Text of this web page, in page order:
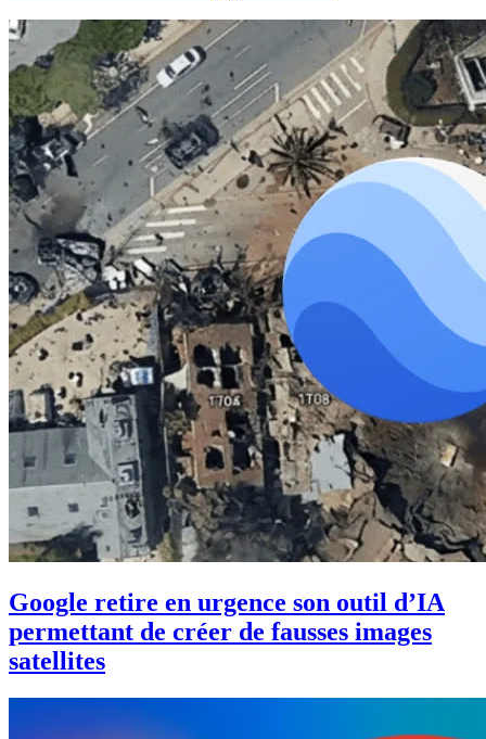
Google retire en urgence son outil d’IA
permettant de créer de fausses images
satellites